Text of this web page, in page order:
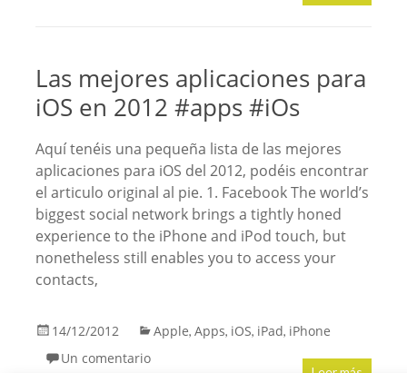
Las mejores aplicaciones para
iOS en 2012 #apps #iOs
Aquí tenéis una pequeña lista de las mejores
aplicaciones para iOS del 2012, podéis encontrar
el articulo original al pie. 1. Facebook The world’s
biggest social network brings a tightly honed
experience to the iPhone and iPod touch, but
nonetheless still enables you to access your
contacts,
14/12/2012 Apple, Apps, iOS, iPad, iPhone
Un comentario